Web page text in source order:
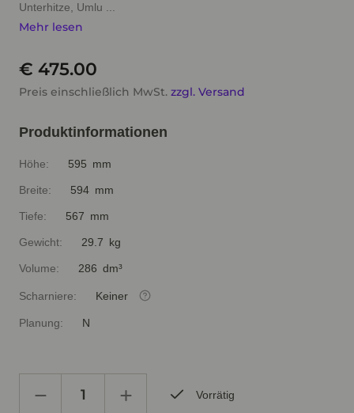
Unterhitze, Umlu ...
Mehr lesen
€ 475.00
Preis einschließlich MwSt. zzgl. Versand
Produktinformationen
Höhe: 595 mm
Breite: 594 mm
Tiefe: 567 mm
Gewicht: 29.7 kg
Volume: 286 dm³
Scharniere: Keiner
Planung: N
Vorrätig